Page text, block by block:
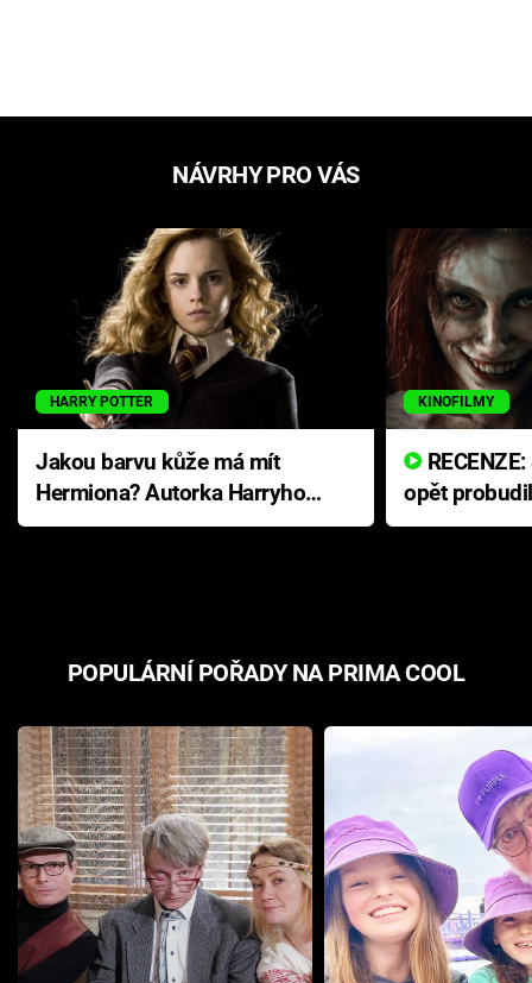
NÁVRHY PRO VÁS
HARRY POTTER
Jakou barvu kůže má mít
Hermiona? Autorka Harryho
Pottera přišla s ráznou
KINOFILMY
opět
přichází s
POPULÁRNÍ POŘADY NA PRIMA COOL